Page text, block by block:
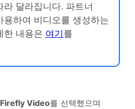
라 달라집니다. 파트너
용하여 비디오를 생성하는
한 내용은 여기를
Firefly Video를 선택했으며